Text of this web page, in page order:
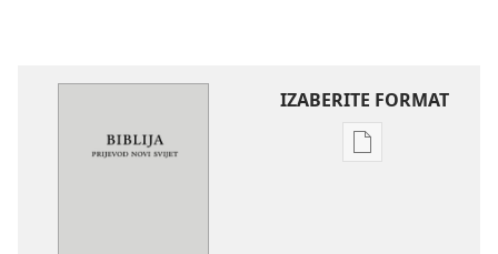
IZABERITE FORMAT
Postavke